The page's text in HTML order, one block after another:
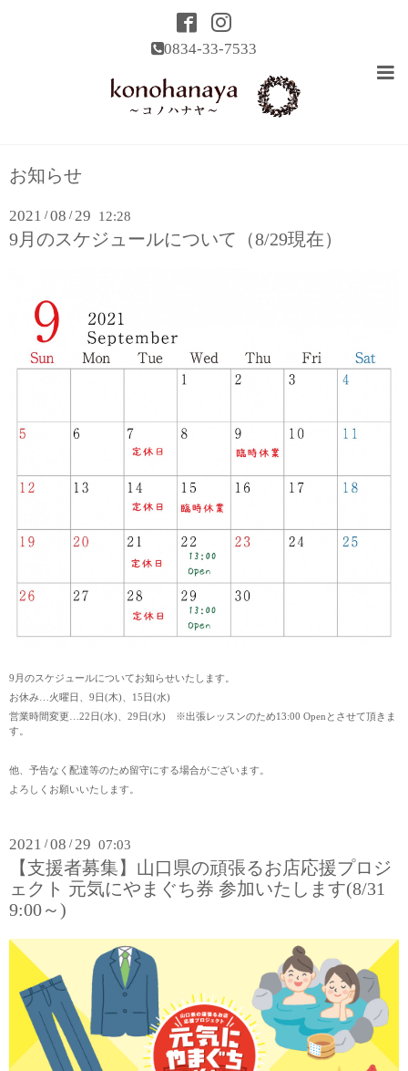
0834-33-7533
お知らせ
2021 /08 /29 12:28
9月のスケジュールについて（8/29現在）
9月のスケジュールについてお知らせいたします。
お休み…火曜日、9日(木)、15日(水)
営業時間変更…22日(水)、29日(水) ※出張レッスンのため13:00 Openとさせて頂きま
す。
他、予告なく配達等のため留守にする場合がございます。
よろしくお願いいたします。
2021 /08 / 29 07:03
【支援者募集】山口県の頑張るお店応援プロジ
ェクト 元気にやまぐち券 参加いたします(8/31
9:00～)